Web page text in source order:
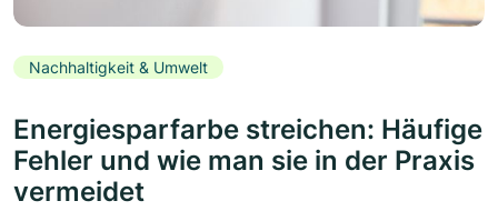
Nachhaltigkeit & Umwelt
Energiesparfarbe streichen: Häufige
Fehler und wie man sie in der Praxis
vermeidet